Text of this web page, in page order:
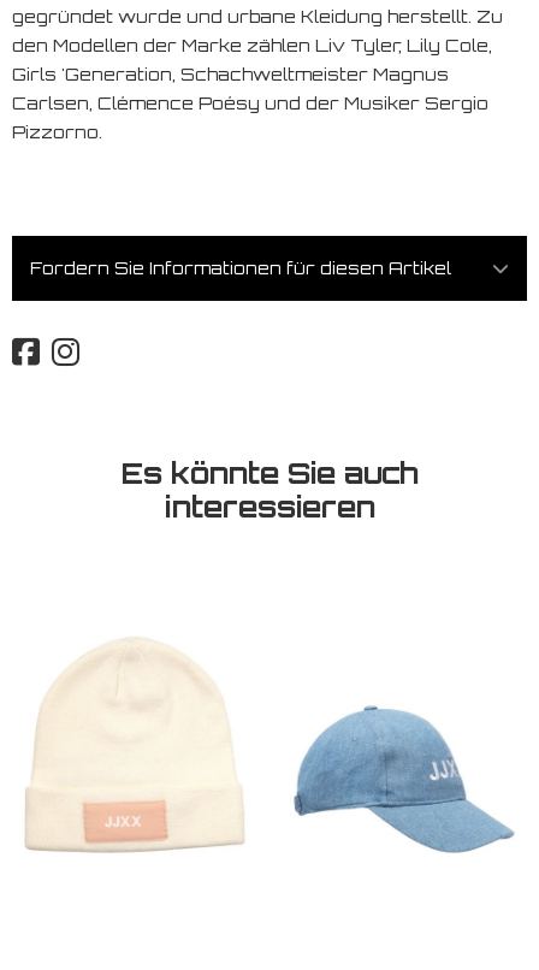
gegründet wurde und urbane Kleidung herstellt. Zu
den Modellen der Marke zählen Liv Tyler, Lily Cole,
Girls 'Generation, Schachweltmeister Magnus
Carlsen, Clémence Poésy und der Musiker Sergio
Pizzorno.
Fordern Sie Informationen für diesen Artikel
Es könnte Sie auch
interessieren